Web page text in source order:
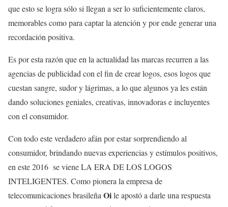
que esto se logra sólo si llegan a ser lo suficientemente claros,
memorables como para captar la atención y por ende generar una
recordación positiva.
Es por esta razón que en la actualidad las marcas recurren a las
agencias de publicidad con el fin de crear logos, esos logos que
cuestan sangre, sudor y lágrimas, a lo que algunos ya les están
dando soluciones geniales, creativas, innovadoras e incluyentes
con el consumidor.
Con todo este verdadero afán por estar sorprendiendo al
consumidor, brindando nuevas experiencias y estímulos positivos,
en este 2016 se viene LA ERA DE LOS LOGOS
INTELIGENTES. Como pionera la empresa de
telecomunicaciones brasileña Oile apostó a darle una respuesta